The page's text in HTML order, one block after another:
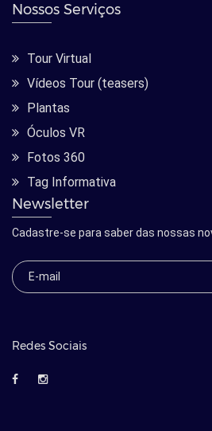
Nossos Serviços
Tour Virtual
Vídeos Tour (teasers)
Plantas
Óculos VR
Fotos 360
Tag Informativa
Newsletter
Cadastre-se para saber das nossas
Redes Sociais